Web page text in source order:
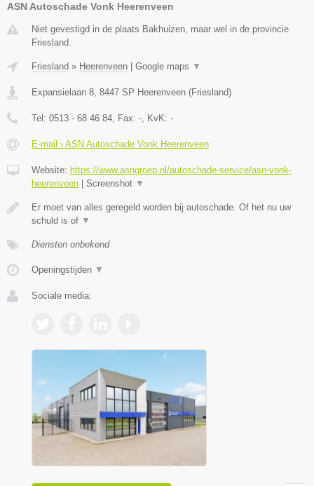
ASN Autoschade Vonk Heerenveen
Niet gevestigd in de plaats Bakhuizen, maar wel in de provincie
Friesland.
Friesland » Heerenveen Google maps ▼
Expansielaan 8, 8447 SP Heerenveen (Friesland)
Tel: 0513 - 68 46 84, Fax: -, KvK: -
E-mail › ASN Autoschade Vonk Heerenveen
Website: https://www.asngroep.nl/autoschade-service/asn-vonk-
heerenveen
Screenshot ▼
Er moet van alles geregeld worden bij autoschade. Of het nu uw
schuld is of ▼
Diensten onbekend
Openingstijden ▼
Sociale media: